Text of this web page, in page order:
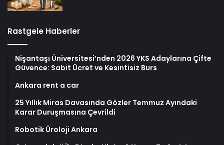
Rastgele Haberler
Nişantaşı Üniversitesi’nden 2026 YKS Adaylarına Çifte
Güvence: Sabit Ücret ve Kesintisiz Burs
Ankara rent a car
25 Yıllık Miras Davasında Gözler Temmuz Ayındaki
Karar Duruşmasına Çevrildi
Robotik Üroloji Ankara